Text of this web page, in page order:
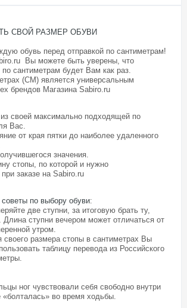
СВОЙ РАЗМЕР ОБУВИ
обувь перед отправкой по сантиметрам!
Вы можете быть уверены, что
сантиметрам будет Вам как раз.
(СМ) является универсальным
брендов Магазина Sabiro.ru
из своей максимально подходящей по
Вас.
от края пятки до наиболее удаленного
значения.
стопы, по которой и нужно
заказе на Sabiro.ru
по выбору обуви:
две ступни, за итоговую брать ту,
Длина ступни вечером может отличаться от
утром.
своего размера стопы в сантиметрах Вы
таблицу перевода из Российского
ног чувствовали себя свободно внутри
«болталась» во время ходьбы.